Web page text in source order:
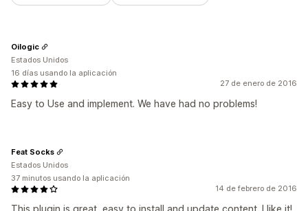
27 de enero de 2016
Easy to Use and implement. We have had no problems!
Oilogic
Estados Unidos
16 días usando la aplicación
14 de febrero de 2016
Feat Socks
Estados Unidos
37 minutos usando la aplicación